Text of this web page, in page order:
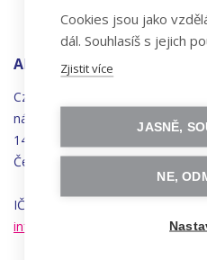
ADRESA
Czechitas, z.ú.
náměstí
Synků 1748/17
140 00 Praha 4 - Nusle
Česká republika
IČO 22834958 | DIČ CZ22834958
info@czechitas.cz
Cookies jsou jako
dál. Souhlasíš s jejich
Zjistit více
JASNĚ,
NE,